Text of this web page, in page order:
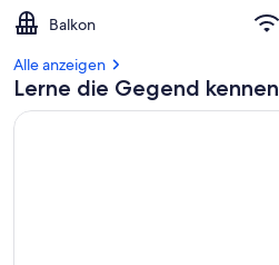
Balkon
Alle anzeigen
Lerne die Gegend kennen